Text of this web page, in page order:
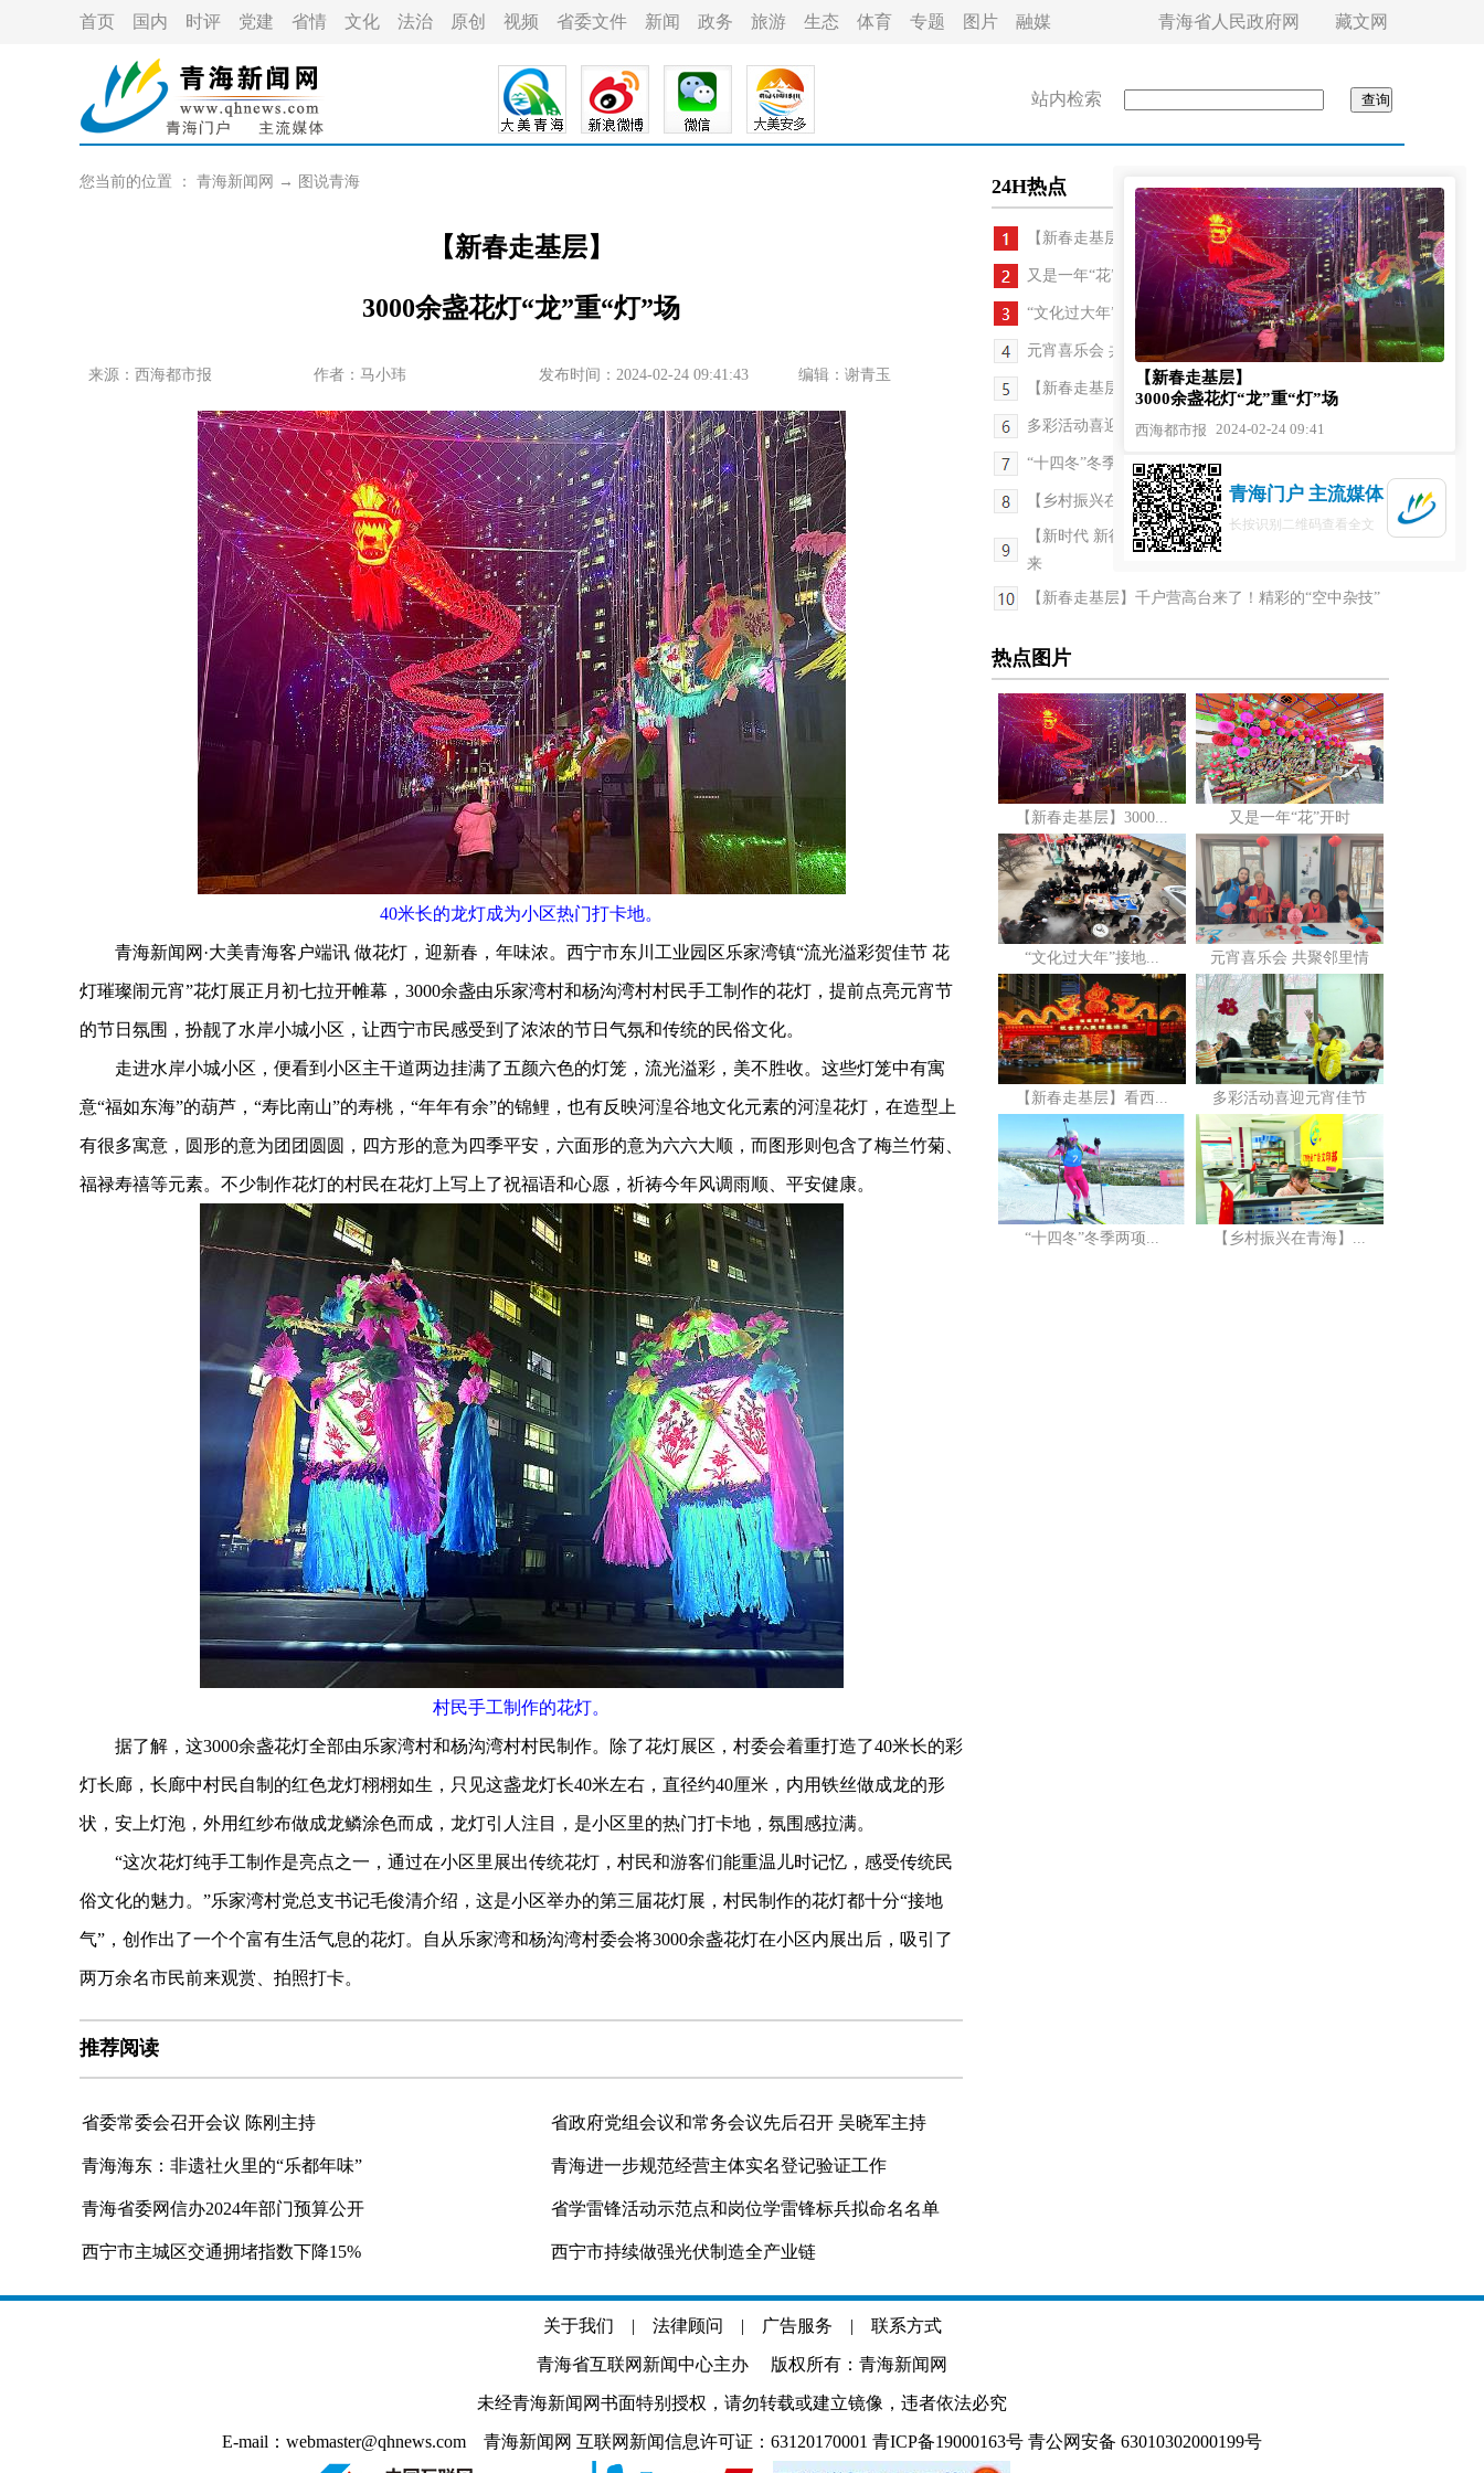
首页 国内 时评 党建 省情 文化 法治 原创 视频 省委文件 新闻 政务 旅游 生态 体育 专题 图片 融媒 青海省人民政府网 藏文网
站内检索
您当前的位置 ： 青海新闻网 → 图说青海
【新春走基层】
3000余盏花灯“龙”重“灯”场
来源： 西海都市报 作者： 马小玮 发布时间：2024-02-24 09:41:43 编辑：谢青玉
40米长的龙灯成为小区热门打卡地。
青海新闻网·大美青海客户端讯 做花灯，迎新春，年味浓。西宁市东川工业园区乐家湾镇“流光溢彩贺佳节 花
灯璀璨闹元宵”花灯展正月初七拉开帷幕，3000余盏由乐家湾村和杨沟湾村村民手工制作的花灯，提前点亮元宵节
的节日氛围，扮靓了水岸小城小区，让西宁市民感受到了浓浓的节日气氛和传统的民俗文化。
走进水岸小城小区，便看到小区主干道两边挂满了五颜六色的灯笼，流光溢彩，美不胜收。这些灯笼中有寓
意“福如东海”的葫芦，“寿比南山”的寿桃，“年年有余”的锦鲤，也有反映河湟谷地文化元素的河湟花灯，在造型上
有很多寓意，圆形的意为团团圆圆，四方形的意为四季平安，六面形的意为六六大顺，而图形则包含了梅兰竹菊、
福禄寿禧等元素。不少制作花灯的村民在花灯上写上了祝福语和心愿，祈祷今年风调雨顺、平安健康。
村民手工制作的花灯。
据了解，这3000余盏花灯全部由乐家湾村和杨沟湾村村民制作。除了花灯展区，村委会着重打造了40米长的彩
灯长廊，长廊中村民自制的红色龙灯栩栩如生，只见这盏龙灯长40米左右，直径约40厘米，内用铁丝做成龙的形
状，安上灯泡，外用红纱布做成龙鳞涂色而成，龙灯引人注目，是小区里的热门打卡地，氛围感拉满。
“这次花灯纯手工制作是亮点之一，通过在小区里展出传统花灯，村民和游客们能重温儿时记忆，感受传统民
俗文化的魅力。”乐家湾村党总支书记毛俊清介绍，这是小区举办的第三届花灯展，村民制作的花灯都十分“接地
气”，创作出了一个个富有生活气息的花灯。自从乐家湾和杨沟湾村委会将3000余盏花灯在小区内展出后，吸引了
两万余名市民前来观赏、拍照打卡。
推荐阅读
省委常委会召开会议 陈刚主持 省政府党组会议和常务会议先后召开 吴晓军主持
青海海东：非遗社火里的“乐都年味” 青海进一步规范经营主体实名登记验证工作
青海省委网信办2024年部门预算公开 省学雷锋活动示范点和岗位学雷锋标兵拟命名名单
西宁市主城区交通拥堵指数下降15% 西宁市持续做强光伏制造全产业链
24H热点
【新春走基层】3000余盏花灯“龙”重“灯”场
又是一年“花”开时
“文化过大年”接地气暖人心
元宵喜乐会 共聚邻里情
【新春走基层】看西宁龙门，感受城市之变
多彩活动喜迎元宵佳节
“十四冬”冬季两项我省运动员获佳绩
【乡村振兴在青海】巴燕镇有个“强村”公司
【新时代 新征程 新伟业】民营企业家：满怀信心向未
来
【新春走基层】千户营高台来了！精彩的“空中杂技”
热点图片
【新春走基层】3000... 又是一年“花”开时
“文化过大年”接地... 元宵喜乐会 共聚邻里情
【新春走基层】看西... 多彩活动喜迎元宵佳节
“十四冬”冬季两项... 【乡村振兴在青海】...
关于我们 | 法律顾问 | 广告服务 | 联系方式
青海省互联网新闻中心主办 版权所有：青海新闻网
未经青海新闻网书面特别授权，请勿转载或建立镜像，违者依法必究
E-mail：webmaster@qhnews.com 青海新闻网 互联网新闻信息许可证：63120170001 青ICP备19000163号 青公网安备 63010302000199号
【新春走基层】
3000余盏花灯“龙”重“灯”场
西海都市报 2024-02-24 09:41
青海门户 主流媒体
长按识别二维码查看全文